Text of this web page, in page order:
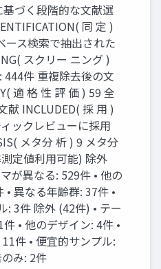
基づく段階的な文献選
同 定 )
ース検索で抽出された
スクリー ニング )
444件 重複除去後の文
適 格 性 評 価 ) 59 全
献 INCLUDED( 採 用 )
ックレビューに採用
メタ分 析 ) 9 メタ分
定値利用可能) 除外
が異なる: 529件 • 他の
• 異なる年齢群: 37件 •
: 3件 除外 (42件) • テー
• 他のデザイン: 4件 •
件 • 便宜的サンプル:
み: 2件